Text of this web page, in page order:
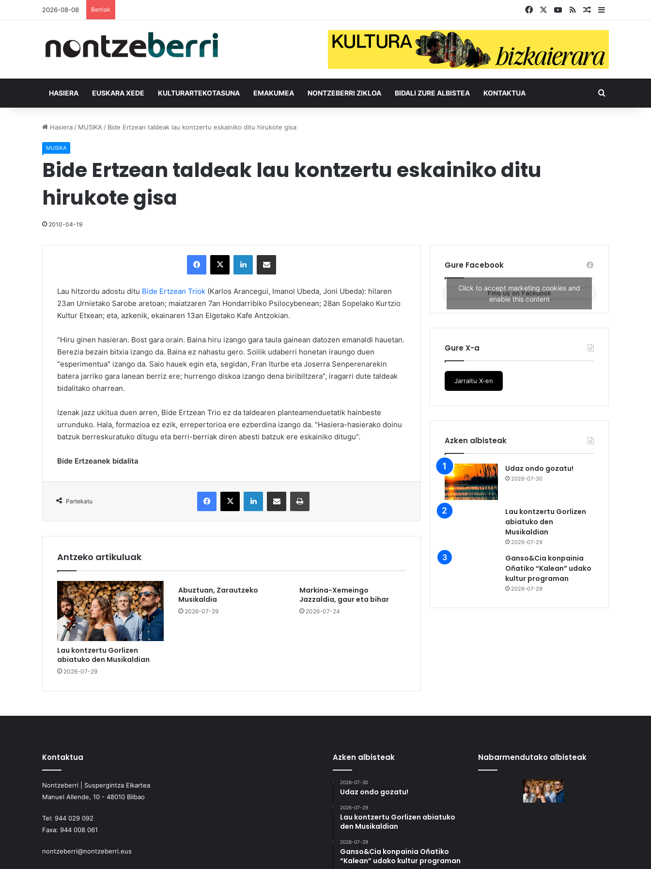
2026-08-08 Berriak Facebook YouTube
RSS Ausazko
HASIERA EUSKARA XEDE KULTURARTEKOTASUNA EMAKUMEA NONTZEBERRI ZIKLOA BIDALI ZURE ALBISTEA KONTAKTUA Bilatu
Hasiera / MUSIKA / Bide Ertzean taldeak lau kontzertu eskainiko ditu hirukote gisa
MUSIKA
Bide Ertzean taldeak lau kontzertu eskainiko ditu
hirukote gisa
2010-04-19
Lau hitzordu adostu ditu Bide Ertzean Triok (Karlos Arancegui, Imanol Ubeda, Joni Ubeda): hilaren
23an Urnietako Sarobe aretoan; maiatzaren 7an Hondarribiko Psilocybenean; 28an Sopelako Kurtzio
Kultur Etxean; eta, azkenik, ekainaren 13an Elgetako Kafe Antzokian.
"Hiru ginen hasieran. Bost gara orain. Baina hiru izango gara taula gainean datozen emanaldi hauetan.
Berezia bezain bitxia izango da. Baina ez nahastu gero. Soilik udaberri honetan iraungo duen
"esperimentua" izango da. Saio hauek egin eta, segidan, Fran Iturbe eta Joserra Senperenarekin
batera jarriko gara lanean berriz ere; hurrengo diskoa izango dena biribiltzera", iragarri dute taldeak
bidalitako oharrean.
Izenak jazz ukitua duen arren, Bide Ertzean Trio ez da taldearen planteamenduetatik hainbeste
urrunduko. Hala, formazioa ez ezik, errepertorioa ere ezberdina izango da. "Hasiera-hasierako doinu
batzuk berreskuratuko ditugu eta berri-berriak diren abesti batzuk ere eskainiko ditugu".
Bide Ertzeanek bidalita
Partekatu
Antzeko artikuluak
Lau kontzertu Gorlizen
abiatuko den Musikaldian
2026-07-29
Abuztuan, Zarautzeko
Musikaldia
2026-07-29
Markina-Xemeingo
Jazzaldia, gaur eta bihar
2026-07-24
Gure Facebook
Find us on Facebook
Click to accept marketing cookies and
enable this content
Gure X-a
Jarraitu X-en
Azken albisteak
Udaz ondo gozatu!
2026-07-30
Lau kontzertu Gorlizen
abiatuko den
Musikaldian
2026-07-29
Ganso&Cia konpainia
Oñatiko “Kalean” udako
kultur programan
2026-07-29
Kontaktua
Nontzeberri | Suspergintza Elkartea
Manuel Allende, 10 - 48010 Bilbao
Tel: 944 029 092
Faxa: 944 008 061
nontzeberri@nontzeberri.eus
Azken albisteak
2026-07-30
Udaz ondo gozatu!
2026-07-29
Lau kontzertu Gorlizen abiatuko
den Musikaldian
2026-07-29
Ganso&Cia konpainia Oñatiko
“Kalean” udako kultur programan
Nabarmendutako albisteak